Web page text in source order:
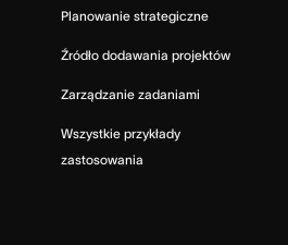
Planowanie strategiczne
Źródło dodawania projektów
Zarządzanie zadaniami
Wszystkie przykłady
zastosowania